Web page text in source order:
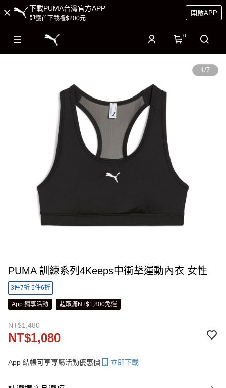
下載PUMA台灣官方APP
即獲首下載禮$200元
開啟APP
0
1/7
PUMA 訓練系列4Keeps中衝擊運動內衣 女性
3件7折 5件6折
App 獨享活動 超取滿NT$1,800免運
NT$1,480
NT$1,080
App 結帳可享專屬活動優惠價 立即下載